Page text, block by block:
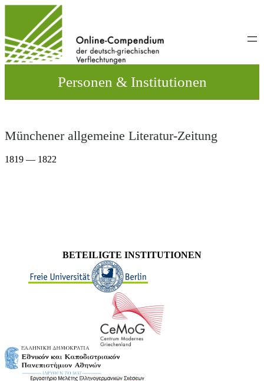
wechseln
Personen & Institutionen
Münchener allgemeine Literatur-Zeitung
1819 — 1822
BETEILIGTE INSTITUTIONEN